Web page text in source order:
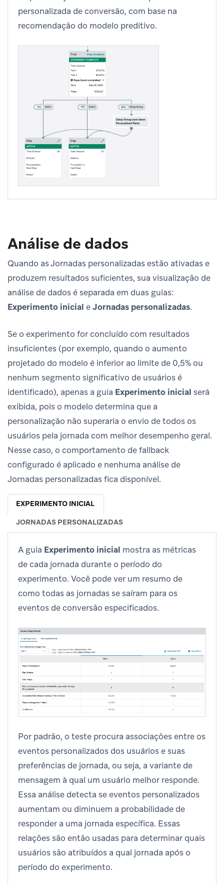
personalizada de conversão, com base na
recomendação do modelo preditivo.
Análise de dados
Quando as Jornadas personalizadas estão ativadas e
produzem resultados suficientes, sua visualização de
análise de dados é separada em duas guias:
Experimento inicial eJornadas personalizadas.
Se o experimento for concluído com resultados
insuficientes (por exemplo, quando o aumento
projetado do modelo é inferior ao limite de 0,5% ou
nenhum segmento significativo de usuários é
identificado), apenas a guia Experimento inicial será
exibida, pois o modelo determina que a
personalização não superaria o envio de todos os
usuários pela jornada com melhor desempenho geral.
Nesse caso, o comportamento de fallback
configurado é aplicado e nenhuma análise de
Jornadas personalizadas fica disponível.
EXPERIMENTO INICIAL
JORNADAS PERSONALIZADAS
A guia Experimento inicial mostra as métricas
de cada jornada durante o período do
experimento. Você pode ver um resumo de
como todas as jornadas se saíram para os
eventos de conversão especificados.
Por padrão, o teste procura associações entre os
eventos personalizados dos usuários e suas
preferências de jornada, ou seja, a variante de
mensagem à qual um usuário melhor responde.
Essa análise detecta se eventos personalizados
aumentam ou diminuem a probabilidade de
responder a uma jornada específica. Essas
relações são então usadas para determinar quais
usuários são atribuídos a qual jornada após o
período do experimento.